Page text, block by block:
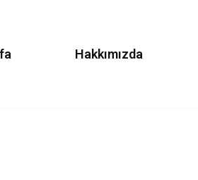
Hakkımızda